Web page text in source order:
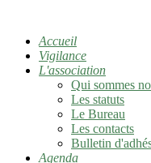
Accueil
Vigilance
L'association
Qui sommes
Les statuts
Le Bureau
Les contacts
Bulletin
Agenda